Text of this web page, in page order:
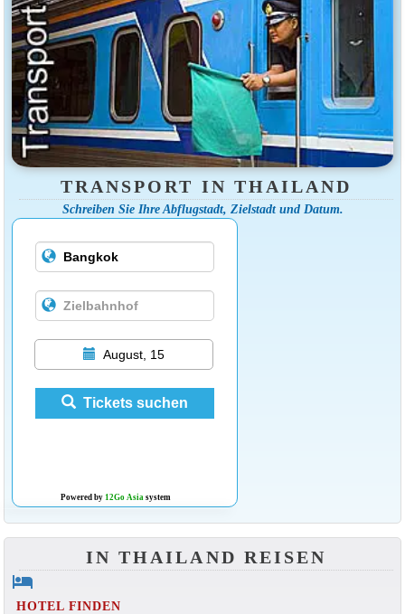
TRANSPORT IN THAILAND
Schreiben Sie Ihre Abflugstadt, Zielstadt und Datum.
August, 15
Tickets suchen
Powered by 12Go Asiasystem
IN THAILAND REISEN
hotel
HOTEL FINDEN